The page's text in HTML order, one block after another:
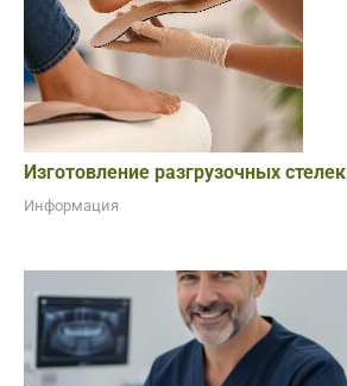
Изготовление разгрузочных стелек
Информация